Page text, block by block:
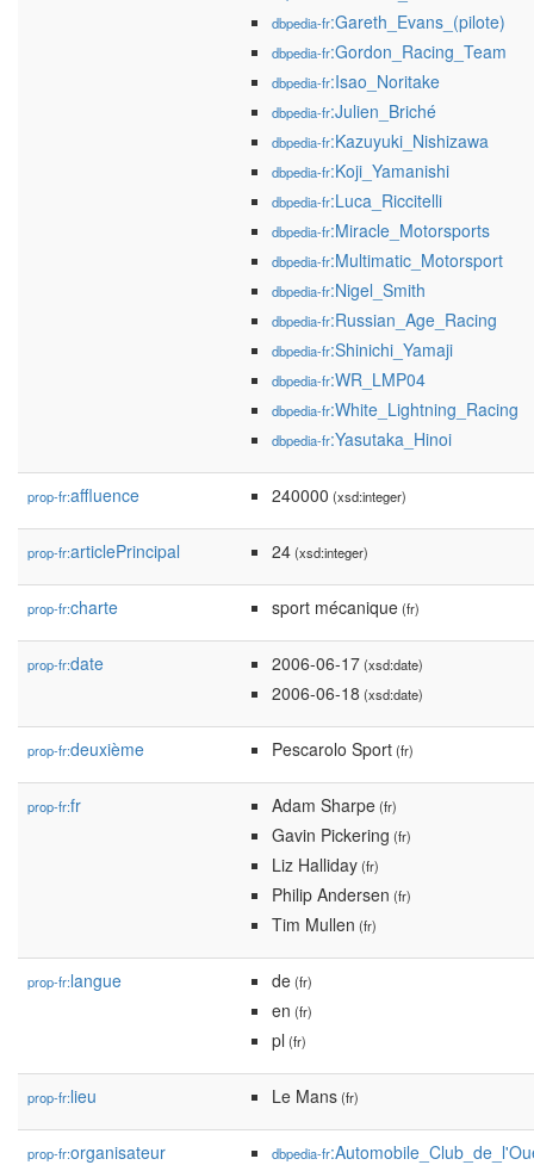
dbpedia-fr:Gareth_Evans_(pilote)
dbpedia-fr:Gordon_Racing_Team
dbpedia-fr:Isao_Noritake
dbpedia-fr:Julien_Briché
dbpedia-fr:Kazuyuki_Nishizawa
dbpedia-fr:Koji_Yamanishi
dbpedia-fr:Luca_Riccitelli
dbpedia-fr:Miracle_Motorsports
dbpedia-fr:Multimatic_Motorsport
dbpedia-fr:Nigel_Smith
dbpedia-fr:Russian_Age_Racing
dbpedia-fr:Shinichi_Yamaji
dbpedia-fr:WR_LMP04
dbpedia-fr:White_Lightning_Racing
dbpedia-fr:Yasutaka_Hinoi
prop-fr:affluence 240000 (xsd:integer)
prop-fr:articlePrincipal 24(xsd:integer)
prop-fr:charte sport mécanique(fr)
prop-fr:date 2006-06-17(xsd:date)
2006-06-18 (xsd:date)
prop-fr:deuxième Pescarolo Sport(fr)
prop-fr:fr Adam Sharpe(fr)
Gavin Pickering (fr)
Liz Halliday(fr)
Philip Andersen (fr)
Tim Mullen (fr)
prop-fr:langue de(fr)
en (fr)
pl (fr)
prop-fr:lieu Le Mans(fr)
prop-fr:organisateur dbpedia-fr